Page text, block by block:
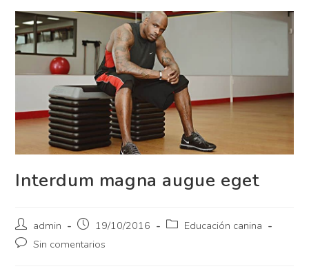
Interdum magna augue eget
admin 19/10/2016
Educación canina
Sin comentarios